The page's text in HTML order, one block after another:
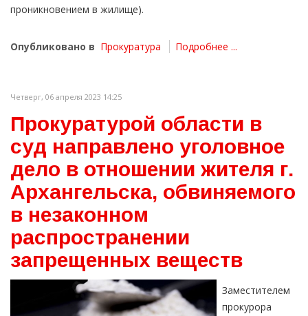
проникновением в жилище).
Опубликовано в Прокуратура Подробнее ...
Четверг, 06 апреля 2023 14:25
Прокуратурой области в
суд направлено уголовное
дело в отношении жителя г.
Архангельска, обвиняемого
в незаконном
распространении
запрещенных веществ
Заместителем
прокурора